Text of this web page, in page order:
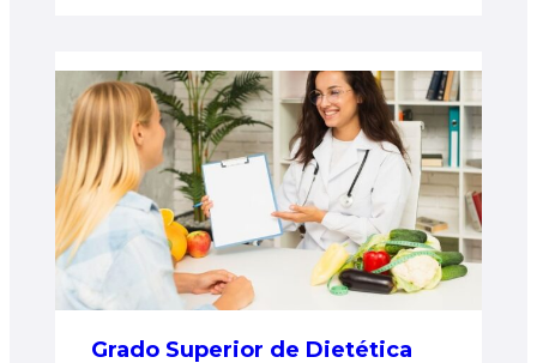
Grado Superior de Dietética